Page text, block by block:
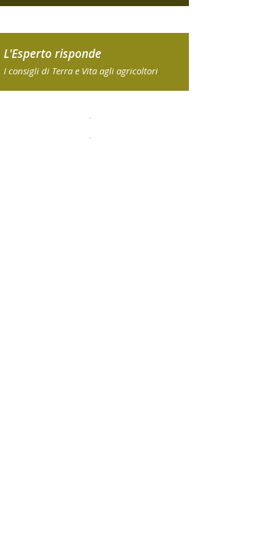
L'Esperto risponde
I consigli di Terra e Vita agli agricoltori